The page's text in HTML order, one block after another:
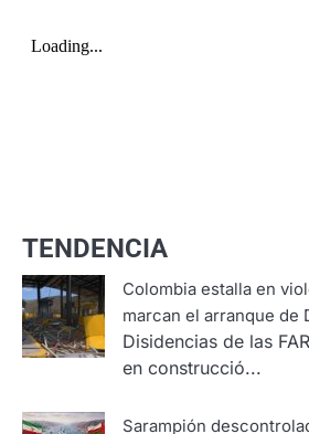
TENDENCIA
Colombia estalla en
marcan el arranque de
Disidencias de las
en construcció...
Sarampión